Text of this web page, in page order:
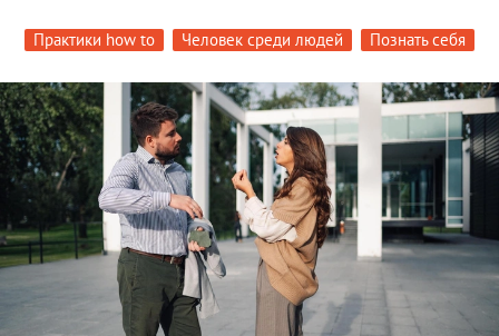
Практики how to Человек среди людей Познать себя